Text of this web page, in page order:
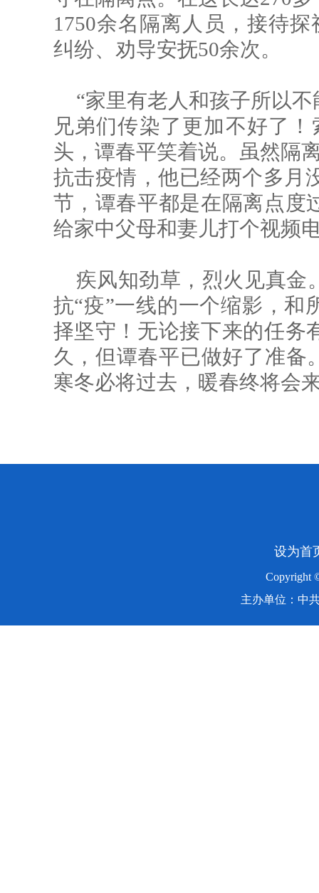
1750余名隔离人员，接待
纠纷、劝导安抚50余次。
“家里有老人和孩子所以
兄弟们传染了更加不好了
头，谭春平笑着说。虽然隔
抗击疫情，他已经两个多月
节，谭春平都是在隔离点度
给家中父母和妻儿打个视频
疾风知劲草，烈火见真金
抗“疫”一线的一个缩影，和
择坚守！无论接下来的任务
久，但谭春平已做好了准备
寒冬必将过去，暖春终将会
设为首
Copyright
主办单位：中